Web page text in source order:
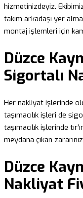
hizmetinizdeyiz.
takım arkadaşı yer
montaj işlemleri için
Düzce
Sigortalı
Her nakliyat işlerinde
taşımacılık işleri de
taşımacılık işlerinde
meydana çıkan
Düzce
Nakliyat